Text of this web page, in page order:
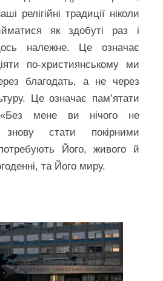
релігійні традиції ніколи
як здобуті раз і
належне. Це означає
по-християнському ми
благодать, а не через
Це означає пам’ятати
«Без мене ви нічого не
стати покірними
Його, живого й
та Його миру.